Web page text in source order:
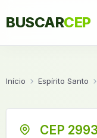
BUSCARCEP
Início Espírito Santo
CEP